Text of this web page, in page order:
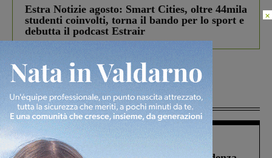
Estra Notizie agosto: Smart Cities, oltre 44mila
studenti coinvolti, torna il bando per lo sport e
debutta il podcast Estrair
Più lette
Figline Incisa Valdarno 1 Agosto 2026
×